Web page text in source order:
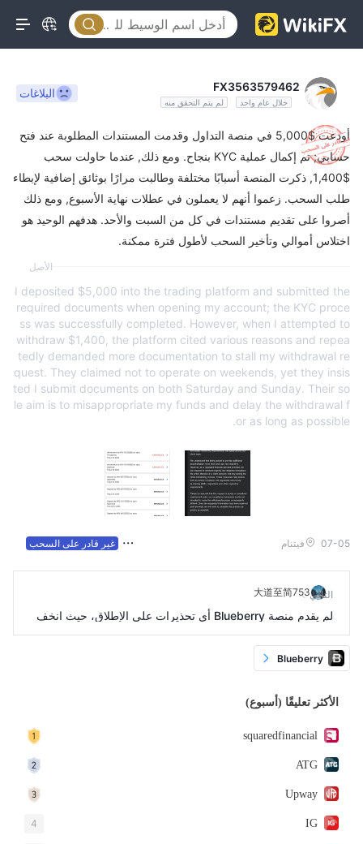
FX3563579462
خلال عام واحد لم يتم التحقق منه
البلاغات
أودعت $5,000 في منصة التداول وقدمت المستندات المطلوبة عند فتح
حسابي; تم إكمال عملية KYC بنجاح. ومع ذلك, عندما حاولت سحب
$1,400, ذكرت المنصة أسبابًا مختلفة وطالبت مرارًا بوثائق إضافية لإبطاء
طلب السحب. زعموا أنهم لا يعملون في عطلات نهاية الأسبوع, ومع ذلك
أصروا على تقديم مستندات في كل من السبت والأحد. هدفهم الوحيد هو
اختلاس أموالي وتأخير السحب لأطول فترة ممكنة.
الأصل
I deposited $5,000 into the trading platform and submitted the
required documents when opening my account; the KYC proce
ss was successfully completed. However, when I attempted to
withdraw $1,400, the platform cited various reasons and repea
tedly demanded more documentation to stall my withdrawal re
quest. They claimed not to operate on weekends, yet they insis
ted I submit documents on both Saturday and Sunday. Their so
le aim is to misappropriate my funds and delay the withdrawal f
or as long as possible.
07-05 فيتنام غير قادر على السحب
大道至简753
لم يقدم منصة Blueberry أي تحذيرات على الإطلاق، حيث انخف
ض طلبية بمقدار 30 نقطة في اليوم، مما أدى إلى سلسلة من الخ
سائر بالنسبة لي.
التالي
Blueberry
الأكثر تعليقًا (أسبوع)
squaredfinancial
ATG
Upway
IG
4